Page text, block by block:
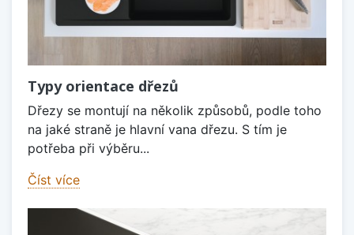
Typy orientace dřezů
Dřezy se montují na několik způsobů, podle toho
na jaké straně je hlavní vana dřezu. S tím je
potřeba při výběru...
Číst více